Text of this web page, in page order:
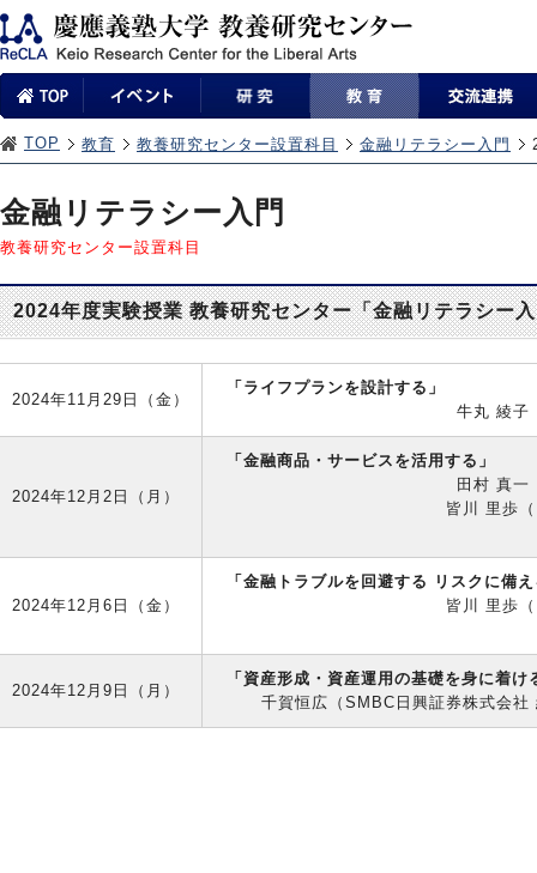
TOP 教育 教養研究センター設置科目 金融リテラシー入門
金融リテラシー入門
教養研究センター設置科目
2024年度実験授業 教養研究センター「金融リテラシー
2024年11月29日（金）
「ライフプランを設計する」
牛丸 綾子
2024年12月2日（月）
「金融商品・サービスを活用する」
田村 真一
皆川 里歩
2024年12月6日（金）
「金融トラブルを回避する リスクに備
皆川 里歩
2024年12月9日（月）
「資産形成・資産運用の基礎を身に着け
千賀恒広（SMBC日興証券株式会